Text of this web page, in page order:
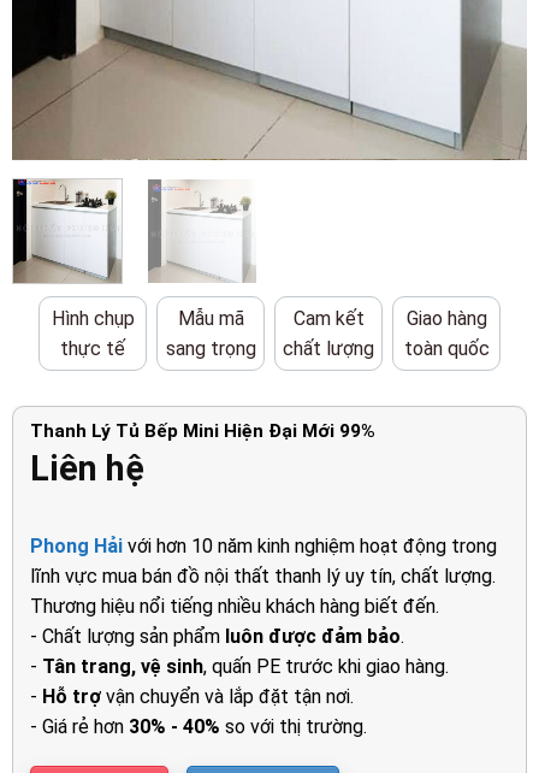
Hình chụp
thực tế
Mẫu mã
sang trọng
Cam kết
chất lượng
Giao hàng
toàn quốc
Thanh Lý Tủ Bếp Mini Hiện Đại Mới 99%
Liên hệ
Phong Hảivới hơn 10 năm kinh nghiệm hoạt động trong
lĩnh vực mua bán đồ nội thất thanh lý uy tín, chất lượng.
Thương hiệu nổi tiếng nhiều khách hàng biết đến.
- Chất lượng sản phẩm luôn được đảm bảo.
- Tân trang, vệ sinh, quấn PE trước khi giao hàng.
- Hỗ trợvận chuyển và lắp đặt tận nơi.
- Giá rẻ hơn 30% - 40% so với thị trường.